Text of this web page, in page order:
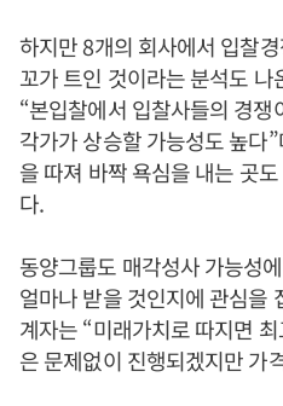
하지만 8개의 회사에서 입찰
꼬가 트인 것이라는 분석도
“본입찰에서 입찰사들의 경
각가가 상승할 가능성도 높다
을 따져 바짝 욕심을 내는 곳
다.
동양그룹도 매각성사 가능성
얼마나 받을 것인지에 관심을
계자는 “미래가치로 따지면
은 문제없이 진행되겠지만 가